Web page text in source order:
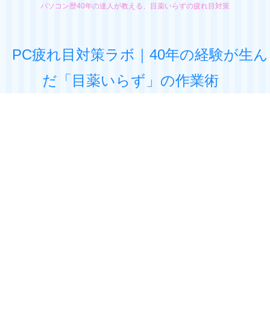
パソコン歴40年の達人が教える、目薬いらずの疲れ目対策
PC疲れ目対策ラボ｜40年の経験が生ん
だ「目薬いらず」の作業術